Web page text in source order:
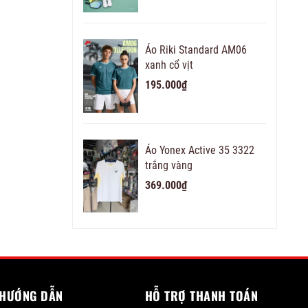
Áo Riki Standard AM06
xanh cổ vịt
195.000₫
Áo Yonex Active 35 3322
trắng vàng
369.000₫
HƯỚNG DẪN HỖ TRỢ THANH TOÁN